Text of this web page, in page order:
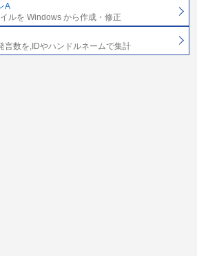
A
ルを Windows から作成・修正
言数を,IDやハンドルネームで集計